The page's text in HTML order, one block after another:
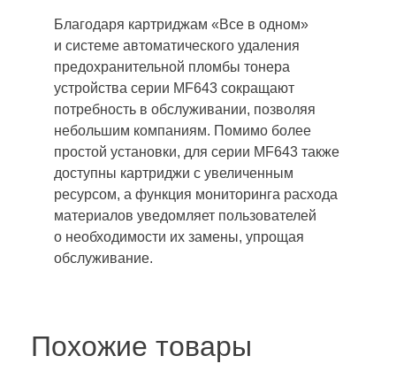
Благодаря картриджам «Все в одном»
и системе автоматического удаления
предохранительной пломбы тонера
устройства серии MF643 сокращают
потребность в обслуживании, позволяя
небольшим компаниям. Помимо более
простой установки, для серии MF643 также
доступны картриджи с увеличенным
ресурсом, а функция мониторинга расхода
материалов уведомляет пользователей
о необходимости их замены, упрощая
обслуживание.
Похожие товары